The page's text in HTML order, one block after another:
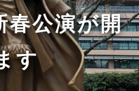
春公演が開
す